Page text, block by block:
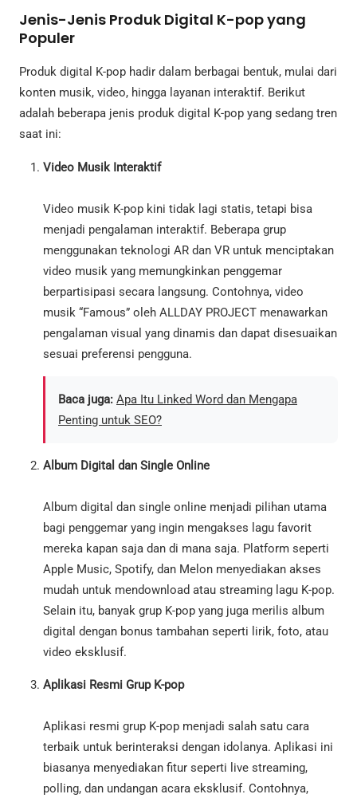
Jenis-Jenis Produk Digital K-pop yang
Populer
Produk digital K-pop hadir dalam berbagai bentuk, mulai dari
konten musik, video, hingga layanan interaktif. Berikut
adalah beberapa jenis produk digital K-pop yang sedang tren
saat ini:
Video Musik Interaktif
Video musik K-pop kini tidak lagi statis, tetapi bisa
menjadi pengalaman interaktif. Beberapa grup
menggunakan teknologi AR dan VR untuk menciptakan
video musik yang memungkinkan penggemar
berpartisipasi secara langsung. Contohnya, video
musik “Famous” oleh ALLDAY PROJECT menawarkan
pengalaman visual yang dinamis dan dapat disesuaikan
sesuai preferensi pengguna.
Baca juga: Apa Itu Linked Word dan Mengapa
Penting untuk SEO?
Album Digital dan Single Online
Album digital dan single online menjadi pilihan utama
bagi penggemar yang ingin mengakses lagu favorit
mereka kapan saja dan di mana saja. Platform seperti
Apple Music, Spotify, dan Melon menyediakan akses
mudah untuk mendownload atau streaming lagu K-pop.
Selain itu, banyak grup K-pop yang juga merilis album
digital dengan bonus tambahan seperti lirik, foto, atau
video eksklusif.
Aplikasi Resmi Grup K-pop
Aplikasi resmi grup K-pop menjadi salah satu cara
terbaik untuk berinteraksi dengan idolanya. Aplikasi ini
biasanya menyediakan fitur seperti live streaming,
polling, dan undangan acara eksklusif. Contohnya,